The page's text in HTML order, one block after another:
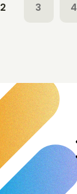
2 3 4